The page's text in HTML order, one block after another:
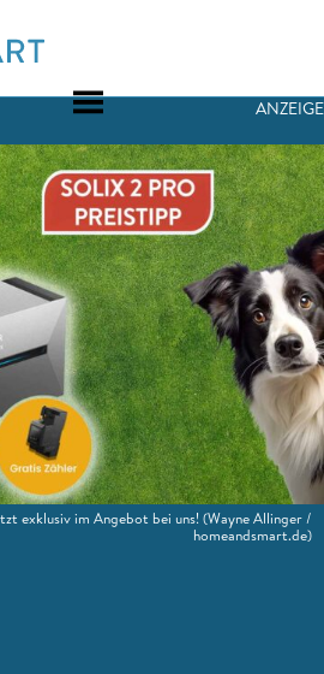
ANZEIGE
exklusiv im Angebot bei uns!(Wayne Allinger /
homeandsmart.de)